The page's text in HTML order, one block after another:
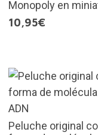
Monopoly en
10,95€
Peluche original